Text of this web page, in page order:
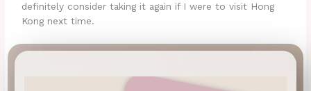
definitely consider taking it again if I were to visit Hong
Kong next time.